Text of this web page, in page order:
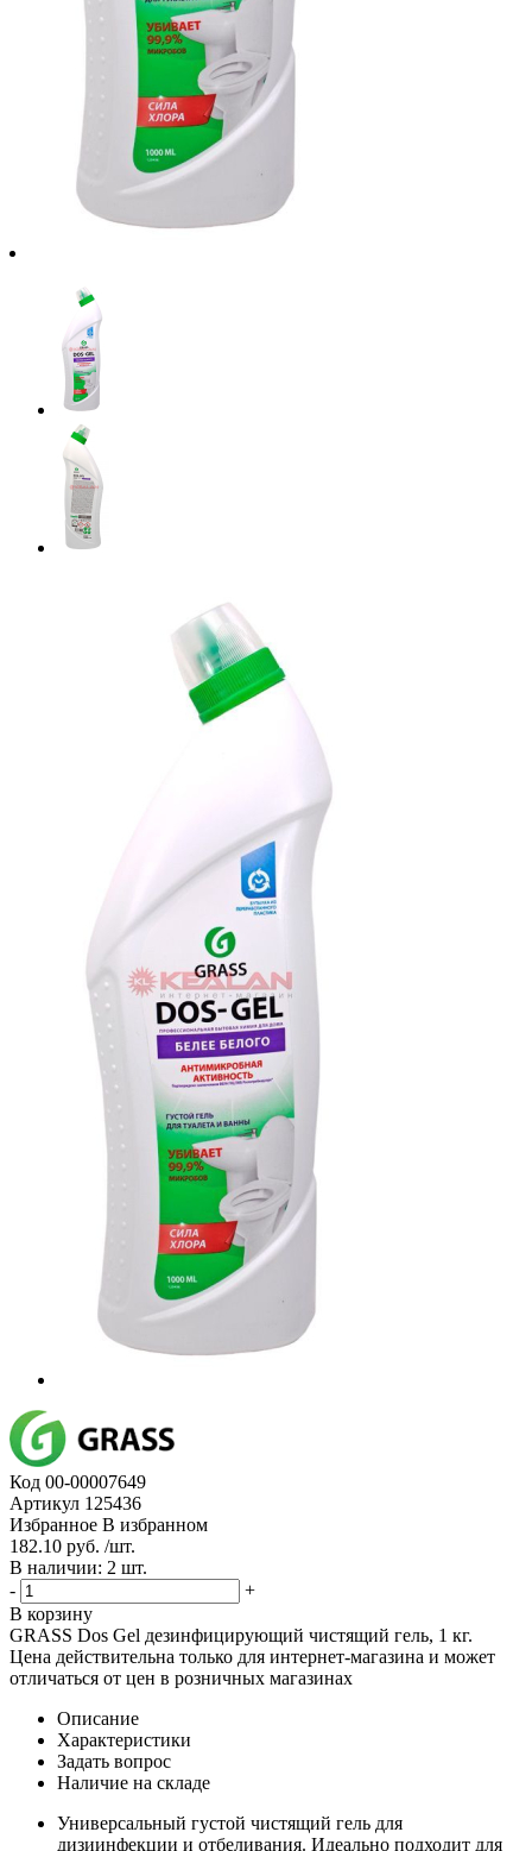
Код 00-00007649
Артикул 125436
Избранное В избранном
182.10 руб. /шт.
В наличии: 2 шт.
-
+
В корзину
GRASS Dos Gel дезинфицирующий чистящий гель, 1 кг.
Цена действительна только для интернет-магазина и может
отличаться от цен в розничных магазинах
Описание
Характеристики
Задать вопрос
Наличие на складе
Универсальный густой чистящий гель для
дизиинфекции и отбеливания. Идеально подходит для